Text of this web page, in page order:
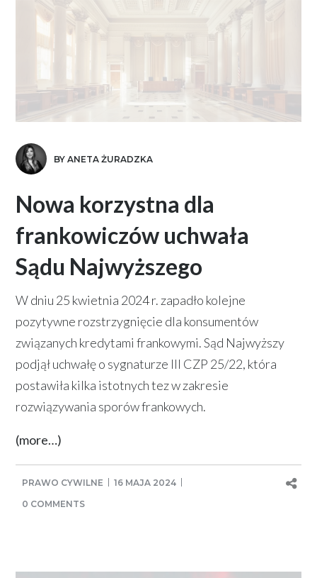
BY ANETA ŻURADZKA
Nowa korzystna dla
frankowiczów uchwała
Sądu Najwyższego
W dniu 25 kwietnia 2024 r. zapadło kolejne
pozytywne rozstrzygnięcie dla konsumentów
związanych kredytami frankowymi. Sąd Najwyższy
podjął uchwałę o sygnaturze III CZP 25/22, która
postawiła kilka istotnych tez w zakresie
rozwiązywania sporów frankowych.
(more…)
PRAWO CYWILNE
16 MAJA 2024
0 COMMENTS